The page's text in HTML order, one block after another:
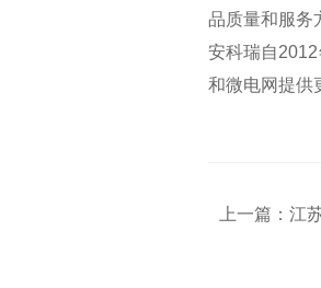
品质量和服
安科瑞自
和微电网提供
上一篇： 江